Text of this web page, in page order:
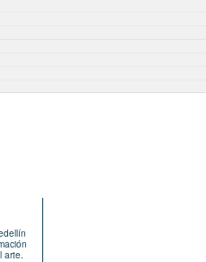
arte.